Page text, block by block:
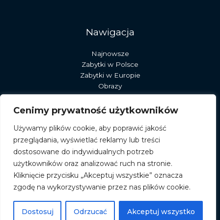
Cenimy prywatność użytkowników
Używamy plików cookie, aby poprawić jakość
przeglądania, wyświetlać reklamy lub treści
dostosowane do indywidualnych potrzeb
użytkowników oraz analizować ruch na stronie.
Kliknięcie przycisku „Akceptuj wszystkie” oznacza
zgodę na wykorzystywanie przez nas plików cookie.
Dostosuj Odrzucać Akceptuj wszystko
Nawigacja
Najnowsze
Zabytki w Polsce
Zabytki w Europie
Obrazy
Rzeźby
Dekoracje
Pracownia stary młyn
© 2026 albumromanski.pl
Powered by albumromanski.pl